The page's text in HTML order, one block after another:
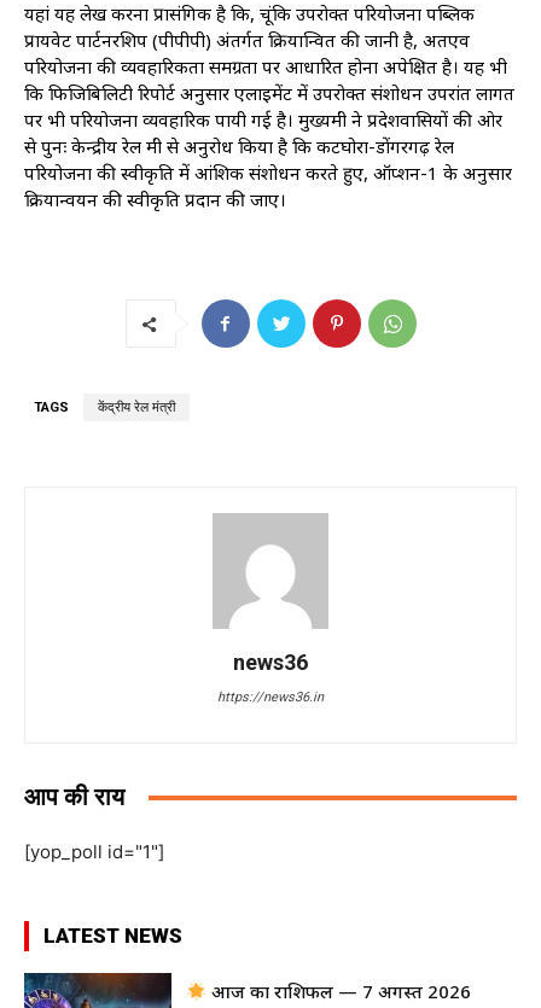
यहां यह लेख करना प्रासंगिक है कि, चूंकि उपरोक्त परियोजना पब्लिक
प्रायवेट पार्टनरशिप (पीपीपी) अंतर्गत क्रियान्वित की जानी है, अतएव
परियोजना की व्यवहारिकता समग्रता पर आधारित होना अपेक्षित है। यह भी
कि फिजिबिलिटी रिपोर्ट अनुसार एलाइमेंट में उपरोक्त संशोधन उपरांत लागत
पर भी परियोजना व्यवहारिक पायी गई है। मुख्यमंत्री ने प्रदेशवासियों की ओर
से पुनः केन्द्रीय रेल मंत्री से अनुरोध किया है कि कटघोरा-डोंगरगढ़ रेल
परियोजना की स्वीकृति में आंशिक संशोधन करते हुए, ऑप्शन-1 के अनुसार
क्रियान्वयन की स्वीकृति प्रदान की जाए।
TAGS केंद्रीय रेल मंत्री
news36
https://news36.in
आप की राय
[yop_poll id="1"]
LATEST NEWS
आज का राशिफल — 7 अगस्त 2026